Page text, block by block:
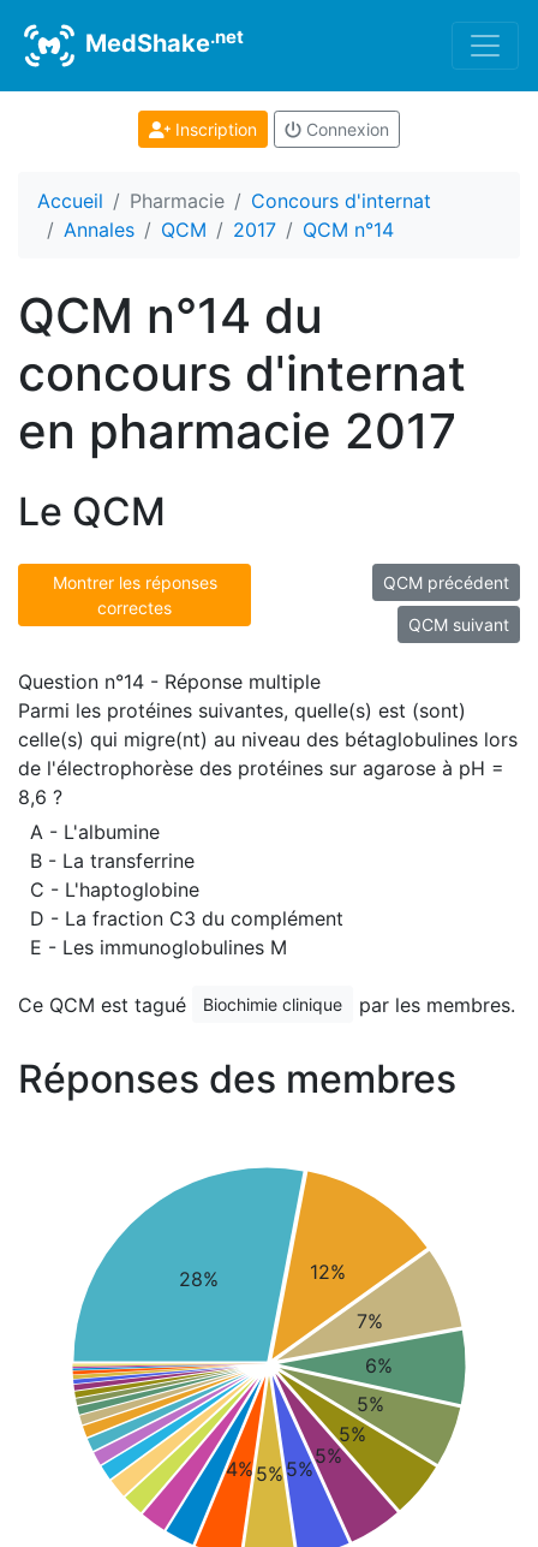
MedShake.net
Inscription Connexion
Accueil Pharmacie
Concours d'internat
Annales
QCM 2017 QCM n°14
QCM n°14 du
concours d'internat
en pharmacie 2017
Le QCM
Montrer les réponses
correctes
QCM précédent
QCM suivant
Question n°14 - Réponse multiple
Parmi les protéines suivantes, quelle(s) est (sont)
celle(s) qui migre(nt) au niveau des bétaglobulines lors
de l'électrophorèse des protéines sur agarose à pH =
8,6 ?
A - L'albumine
B - La transferrine
C - L'haptoglobine
D - La fraction C3 du complément
E - Les immunoglobulines M
Ce QCM est tagué Biochimie clinique par les membres.
Réponses des membres
28% 12%
7%
6%
5%
5%
5%
5%
5%
4%